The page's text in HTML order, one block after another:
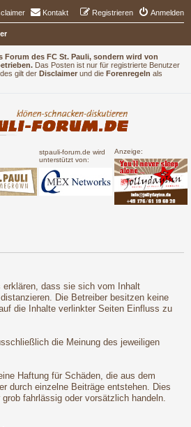
des FC St. Pauli, sondern wird von
Das Posten ist nur für registrierte Benutzer
gilt der Disclaimer und die Forenregeln als
stpauli-forum.de wird
unterstützt von:
Anzeige:
Kontakt Anmelden
Registrieren
erklären, dass sie sich vom Inhalt
Die Betreiber besitzen keine
die Inhalte verlinkter Seiten Einfluss zu
die Meinung des jeweiligen
Haftung für Schäden, die aus dem
durch einzelne Beiträge entstehen. Dies
fahrlässig oder vorsätzlich handeln.